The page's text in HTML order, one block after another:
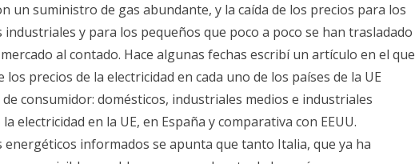
un suministro de gas abundante, y la caída de los precios para los
y para los pequeños que poco a poco se han trasladado
al contado. Hace algunas fechas escribí un artículo en el que
los precios de la electricidad en cada uno de los países de la UE
consumidor: domésticos, industriales medios e industriales
electricidad en la UE, en España y comparativa con EEUU.
energéticos informados se apunta que tanto Italia, que ya ha